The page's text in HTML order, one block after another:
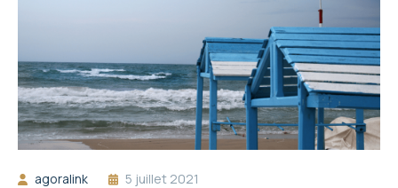
agoralink 5 juillet 2021